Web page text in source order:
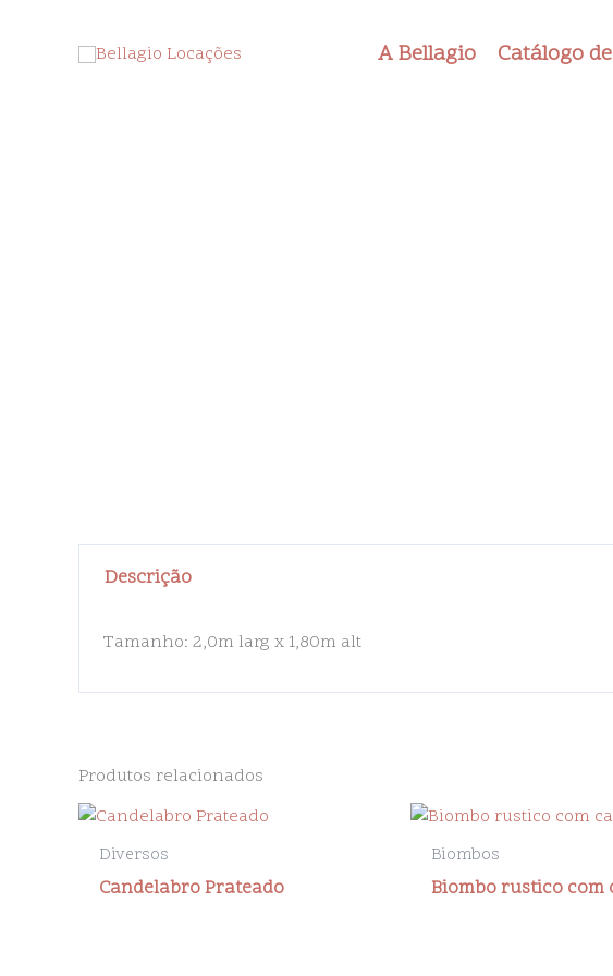
A Bellagio Catálogo
Descrição
Tamanho: 2,0m larg x 1,80m alt
Produtos relacionados
Diversos
Candelabro Prateado
Biombos
Biombo rustico com